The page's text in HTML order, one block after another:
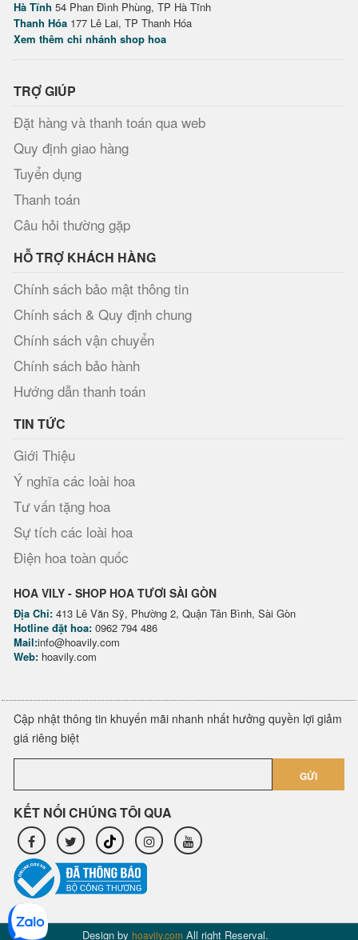
Hà Tĩnh 54 Phan Đình Phùng, TP Hà Tĩnh
Thanh Hóa 177 Lê Lai, TP Thanh Hóa
Xem thêm chi nhánh shop hoa
TRỢ GIÚP
Đặt hàng và thanh toán qua web
Quy định giao hàng
Tuyển dụng
Thanh toán
Câu hỏi thường gặp
HỖ TRỢ KHÁCH HÀNG
Chính sách bảo mật thông tin
Chính sách & Quy định chung
Chính sách vận chuyển
Chính sách bảo hành
Hướng dẫn thanh toán
TIN TỨC
Giới Thiệu
Ý nghĩa các loài hoa
Tư vấn tặng hoa
Sự tích các loài hoa
Điện hoa toàn quốc
HOA VILY - SHOP HOA TƯƠI SÀI GÒN
Địa Chỉ: 413 Lê Văn Sỹ, Phường 2, Quận Tân Bình, Sài Gòn
Hotline đặt hoa: 0962 794 486
Mail:info@hoavily.com
Web: hoavily.com
Cập nhật thông tin khuyến mãi nhanh nhất hưởng quyền lợi giảm
giá riêng biệt
GỬI
KẾT NỐI CHÚNG TÔI QUA
Design by hoavily.com All right Reserval.